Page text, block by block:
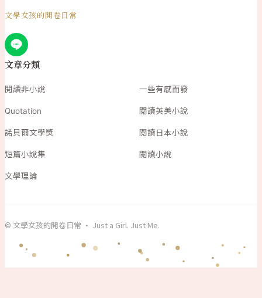
文學女孩的開卷日常
文章分類
閱讀非小說 一些有感而發
Quotation 閱讀英美小說
諾貝爾文學獎 閱讀日本小說
短篇小說集 閱讀小說
文學理論
© 文學女孩的開卷日常 · Just a Girl. Just Me.